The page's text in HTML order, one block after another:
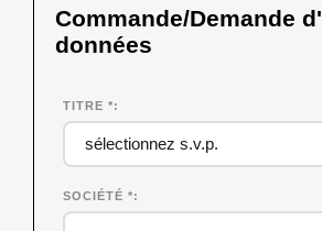
Commande/Demande
données
TITRE *
SOCIÉTÉ*